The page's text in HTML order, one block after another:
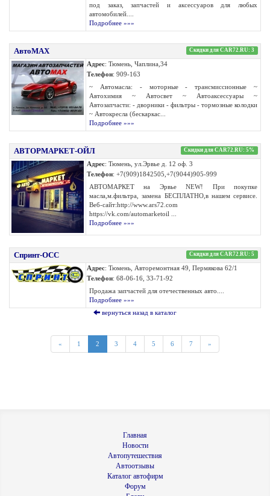
под заказ, запчастей и аксессуаров для любых
автомобилей....
Подробнее »»»
АвтоМАХ Скидки для CAR72.RU: 3
Адрес: Тюмень, Чаплина,34
Телефон: 909-163
~ Автомасла: - моторные - трансмиссионные ~
Автохимия ~ Автосвет ~ Автоаксессуары ~
Автозапчасти: - дворники - фильтры - тормозные колодки
~ Автокресла (бескаркас...
Подробнее »»»
АВТОРМАРКЕТ-ОЙЛ Скидки для CAR72.RU: 5%
Адрес: Тюмень, ул.Эрвье д. 12 оф. 3
Телефон: +7(909)1842505,+7(9044)905-999
АВТОМАРКЕТ на Эрвье NEW! При покупке
масла,м.фильтра, замена БЕСПЛАТНО,в нашем сервисе.
Веб-сайт:http://www.ars72.com
https://vk.com/automarketoil ...
Подробнее »»»
Спринт-ОСС Скидки для CAR72.RU: 5
Адрес: Тюмень, Авторемонтная 49, Пермякова 62/1
Телефон: 68-06-16, 33-71-92
Продажа запчастей для отечественных авто....
Подробнее »»»
вернуться назад в каталог
« 1 2 3 4 5 6 7 »
Главная
Новости
Автопутешествия
Автоотзывы
Каталог автофирм
Форум